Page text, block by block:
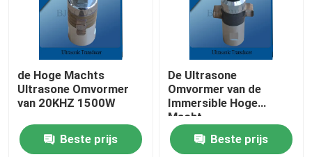
de Hoge Machts
Ultrasone Omvormer
van 20KHZ 1500W
Beste prijs
De Ultrasone
Omvormer van de
Immersible Hoge
Macht
Beste prijs